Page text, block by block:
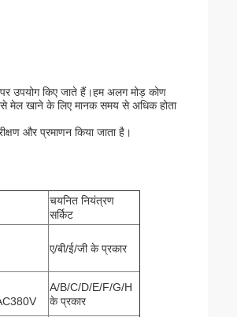
उपयोग किए जाते हैं।हम अलग मोड़ कोण
से मेल खाने के लिए मानक समय से अधिक होता
और प्रमाणन किया जाता है।
चयनित नियंत्रण
सर्किट
ए/बी/ई/जी के प्रकार
A/B/C/D/E/F/G/H
के प्रकार